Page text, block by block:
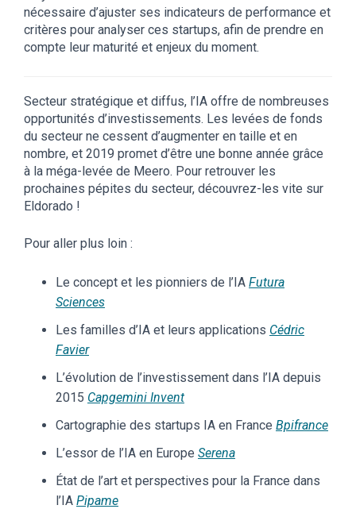
nécessaire d’ajuster ses indicateurs de performance et
critères pour analyser ces startups, afin de prendre en
compte leur maturité et enjeux du moment.
Secteur stratégique et diffus, l’IA offre de nombreuses
opportunités d’investissements. Les levées de fonds
du secteur ne cessent d’augmenter en taille et en
nombre, et 2019 promet d’être une bonne année grâce
à la méga-levée de Meero. Pour retrouver les
prochaines pépites du secteur, découvrez-les vite sur
Eldorado !
Pour aller plus loin :
Le concept et les pionniers de l’IA Futura
Sciences
Les familles d’IA et leurs applications Cédric
Favier
L’évolution de l’investissement dans l’IA depuis
2015 Capgemini Invent
Cartographie des startups IA en France Bpifrance
L’essor de l’IA en Europe Serena
État de l’art et perspectives pour la France dans
l’IA Pipame